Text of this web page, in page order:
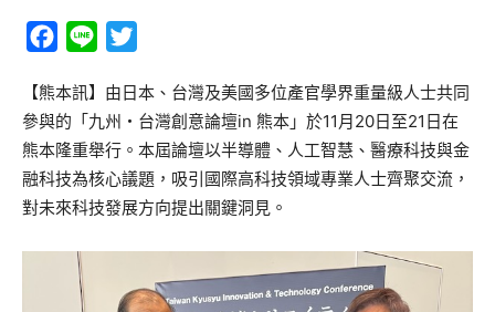
Facebook
Line
【熊本訊】由日本、台灣及美國多位產官學界重量級人士共同
參與的「九州・台灣創意論壇in 熊本」於11月20日至21日在
熊本隆重舉行。本屆論壇以半導體、人工智慧、醫療科技與金
融科技為核心議題，吸引國際高科技領域專業人士齊聚交流，
對未來科技發展方向提出關鍵洞見。